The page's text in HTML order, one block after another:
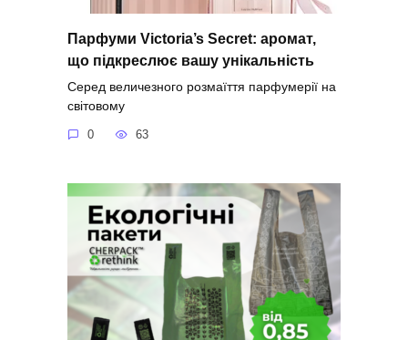
Парфуми Victoria’s Secret: аромат,
що підкреслює вашу унікальність
Серед величезного розмаїття парфумерії на
світовому
0 63